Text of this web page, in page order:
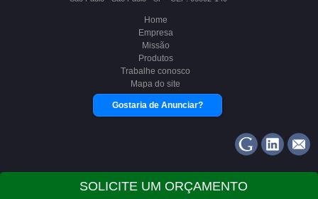
SOLICITE UM ORÇAMENTO
Home
Empresa
Missão
Produtos
Trabalhe conosco
Mapa do site
Gostaria de Anunciar?
Copyright Â© JPR Embalagens. (Lei 9610 de 19/02/1998)